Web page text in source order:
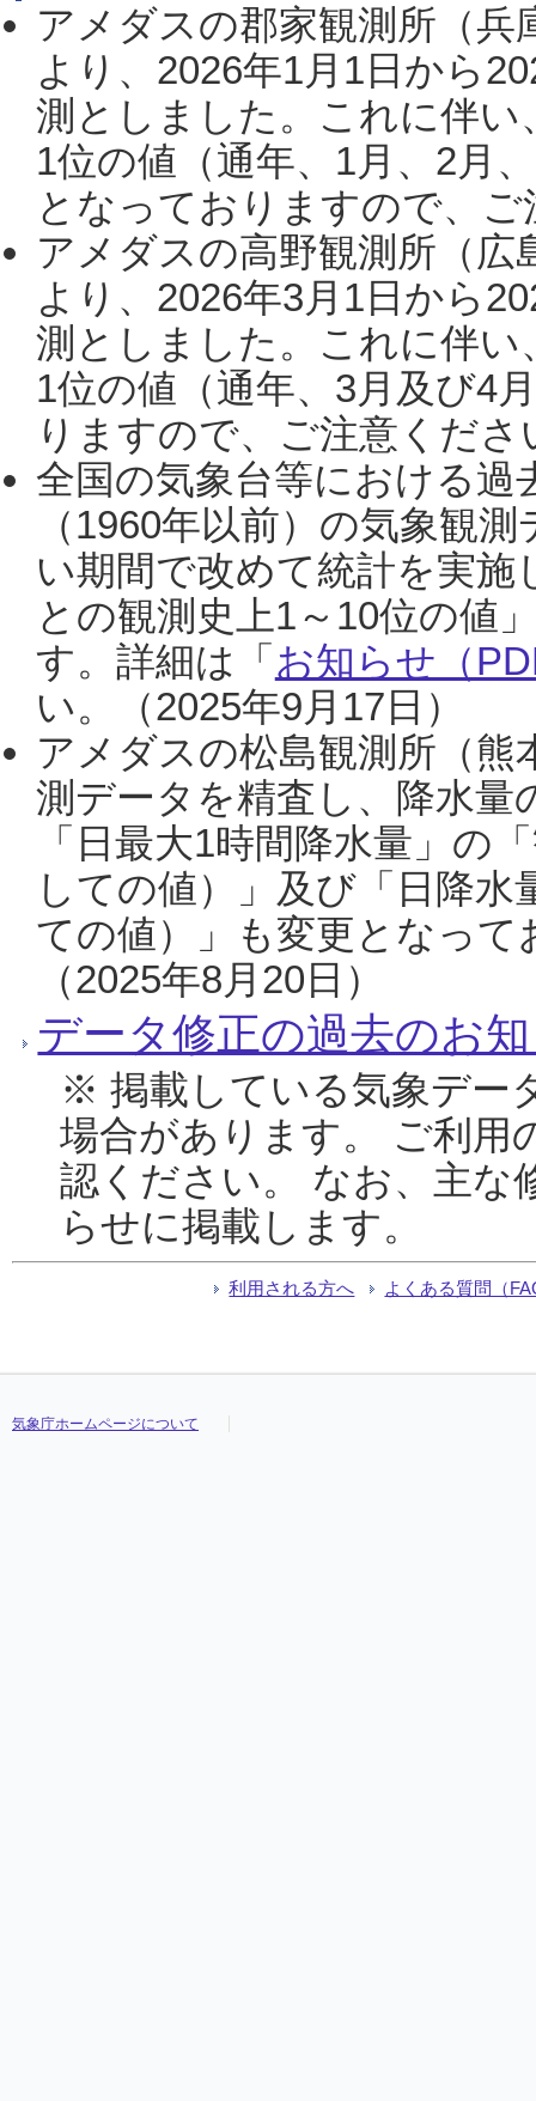
アメダスの郡家観測所（
より、2026年1月1日から
測としました。これに伴い
1位の値（通年、1月、2月
となっておりますので、
アメダスの高野観測所（
より、2026年3月1日から
測としました。これに伴い
1位の値（通年、3月及び4
りますので、ご注意くだ
全国の気象台等における過
（1960年以前）の気象観
い期間で改めて統計を実
との観測史上1～10位の値
す。詳細は「 お知らせ（
い。（2025年9月17日）
アメダスの松島観測所（熊
測データを精査し、降水
「日最大1時間降水量」の
しての値）」及び「日降
ての値）」も変更となっ
（2025年8月20日）
データ修正の過去のお
※ 掲載している気象デー
場合があります。 ご利用
認ください。 なお、主な
らせに掲載します。
利用される方へ よくある質問（
気象庁ホームページについて